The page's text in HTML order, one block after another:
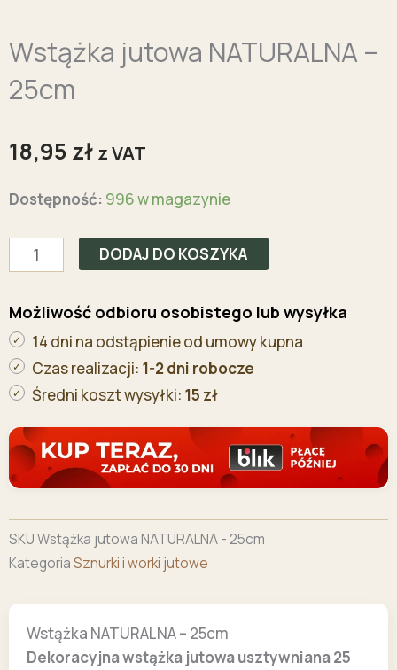
Wstążka jutowa NATURALNA –
25cm
18,95 zł z VAT
Dostępność: 996 w magazynie
ilość
jutowa
NATURALNA
25cm
DODAJ DO KOSZYKA
Możliwość odbioru osobistego lub wysyłka
14 dni na odstąpienie od umowy kupna
Czas realizacji: 1-2 dni robocze
Średni koszt wysyłki: 15 zł
SKUWstążka jutowa NATURALNA - 25cm
KategoriaSznurki i worki jutowe
Wstążka NATURALNA – 25cm
Dekoracyjna wstążka jutowa usztywniana 25